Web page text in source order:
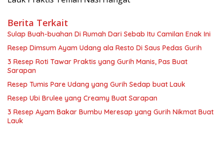
Berita Terkait
Sulap Buah-buahan Di Rumah Dari Sebab Itu Camilan Enak Ini
Resep Dimsum Ayam Udang ala Resto Di Saus Pedas Gurih
3 Resep Roti Tawar Praktis yang Gurih Manis, Pas Buat
Sarapan
Resep Tumis Pare Udang yang Gurih Sedap buat Lauk
Resep Ubi Brulee yang Creamy Buat Sarapan
3 Resep Ayam Bakar Bumbu Meresap yang Gurih Nikmat Buat
Lauk